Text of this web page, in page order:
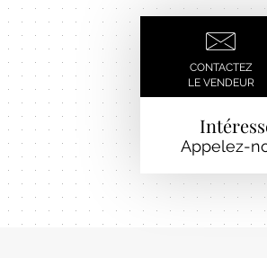
CONTACTEZ
LE VENDEUR
Appelez-